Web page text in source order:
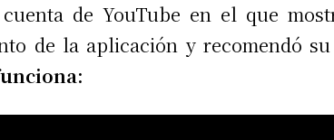
de YouTube en el que
de la aplicación y recomendó